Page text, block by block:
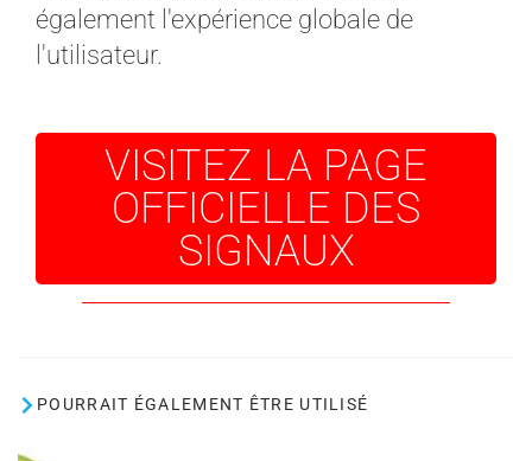
également l'expérience globale de
l'utilisateur.
VISITEZ LA PAGE
OFFICIELLE DES
SIGNAUX
POURRAIT ÉGALEMENT ÊTRE UTILISÉ